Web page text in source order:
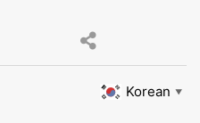
Korean ▼